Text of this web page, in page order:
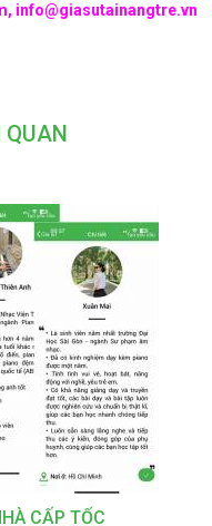
info@giasutainangtre.vn
QUAN
CẤP TỐC